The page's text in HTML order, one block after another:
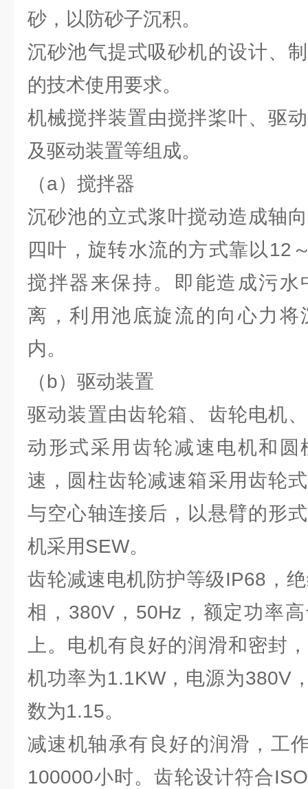
砂，以防砂子沉积。
沉砂池气提式吸砂机的设计、
的技术使用要求。
机械搅拌装置由搅拌桨叶、驱
及驱动装置等组成。
（a）搅拌器
沉砂池的立式浆叶搅动造成轴
四叶，旋转水流的方式靠以12
搅拌器来保持。即能造成污水
离，利用池底旋流的向心力将
内。
（b）驱动装置
驱动装置由齿轮箱、齿轮电机
动形式采用齿轮减速电机和圆
速，圆柱齿轮减速箱采用齿轮
与空心轴连接后，以悬臂的形
机采用SEW。
齿轮减速电机防护等级IP68，
相，380V，50Hz，额定功率
上。电机有良好的润滑和密封
机功率为1.1KW，电源为380V
数为1.15。
减速机轴承有良好的润滑，工
100000小时。齿轮设计符合